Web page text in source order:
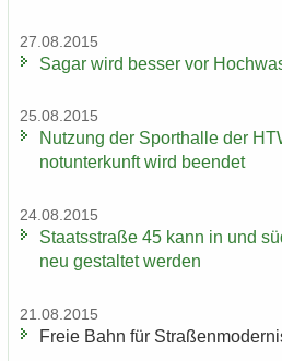
27.08.2015
Sagar wird bes­ser vor
25.08.2015
Nut­zung der Sport­hal­le der
not­un­ter­kunft wird be­en­det
24.08.2015
Staats­stra­ße 45 kann in und
neu ge­stal­tet wer­den
21.08.2015
Freie Bahn für